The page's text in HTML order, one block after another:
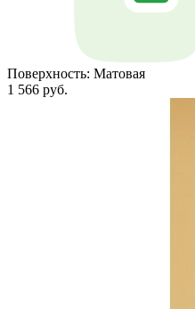
Поверхность: Матовая
1 566 руб.